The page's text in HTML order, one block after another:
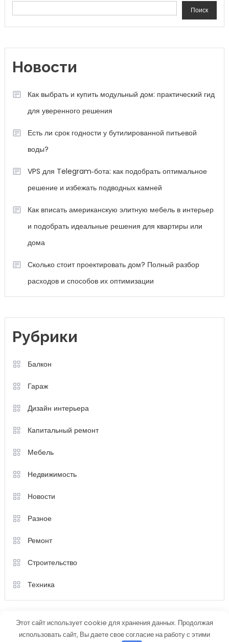
Поиск
Новости
Как выбрать и купить модульный дом: практический гид
для уверенного решения
Есть ли срок годности у бутилированной питьевой
воды?
VPS для Telegram‑бота: как подобрать оптимальное
решение и избежать подводных камней
Как вписать американскую элитную мебель в интерьер
и подобрать идеальные решения для квартиры или
дома
Сколько стоит проектировать дом? Полный разбор
расходов и способов их оптимизации
Рубрики
Балкон
Гараж
Дизайн интерьера
Капитальный ремонт
Мебель
Недвижимость
Новости
Разное
Ремонт
Строительство
Техника
Этот сайт использует cookie для хранения данных. Продолжая
использовать сайт, Вы даете свое согласие на работу с этими